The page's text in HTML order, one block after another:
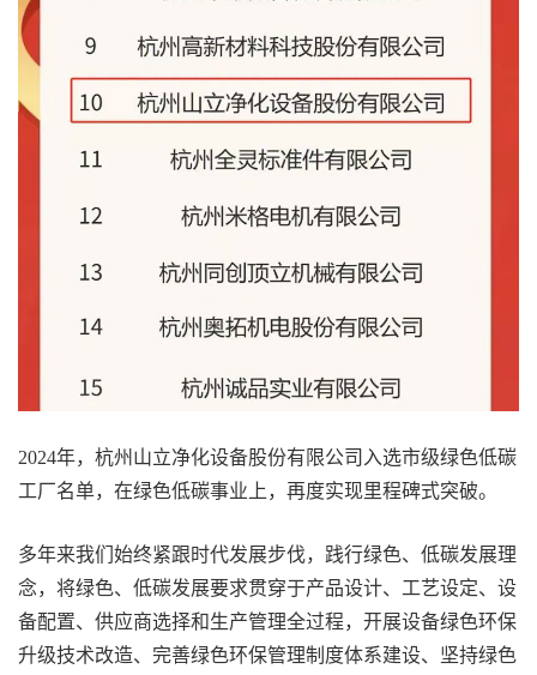
2024年，杭州山立净化设备股份有限公司入选市级绿色低碳
工厂名单，在绿色低碳事业上，再度实现里程碑式突破。
多年来我们始终紧跟时代发展步伐，践行绿色、低碳发展理
念，将绿色、低碳发展要求贯穿于产品设计、工艺设定、设
备配置、供应商选择和生产管理全过程，开展设备绿色环保
升级技术改造、完善绿色环保管理制度体系建设、坚持绿色